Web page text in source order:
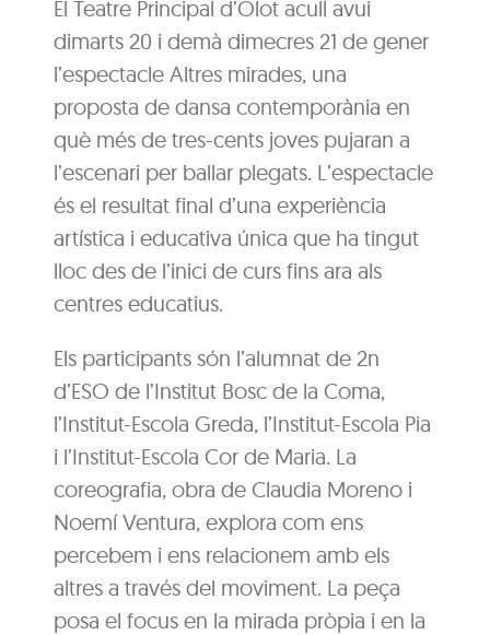
El Teatre Principal d’Olot acull avui
dimarts 20 i demà dimecres 21 de gener
l’espectacle Altres mirades, una
proposta de dansa contemporània en
què més de tres-cents joves pujaran a
l’escenari per ballar plegats. L’espectacle
és el resultat final d’una experiència
artística i educativa única que ha tingut
lloc des de l’inici de curs fins ara als
centres educatius.
Els participants són l’alumnat de 2n
d’ESO de l’Institut Bosc de la Coma,
l’Institut-Escola Greda, l’Institut-Escola Pia
i l’Institut-Escola Cor de Maria. La
coreografia, obra de Claudia Moreno i
Noemí Ventura, explora com ens
percebem i ens relacionem amb els
altres a través del moviment. La peça
posa el focus en la mirada pròpia i en la